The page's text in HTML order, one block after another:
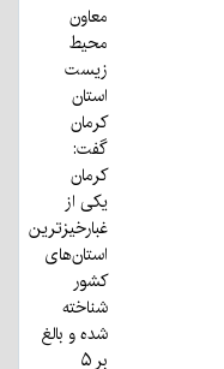
معاون
محیط
زیست
استان
کرمان
گفت:
کرمان
یکی از
غبارخیزترین
استان‌های
کشور
شناخته
شده و بالغ
بر ۵